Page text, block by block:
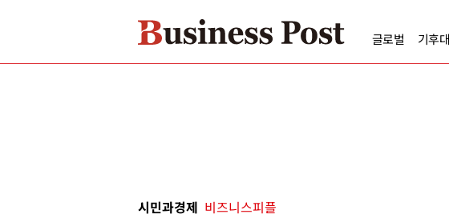
글로벌 기후
시민과경제 비즈니스피플